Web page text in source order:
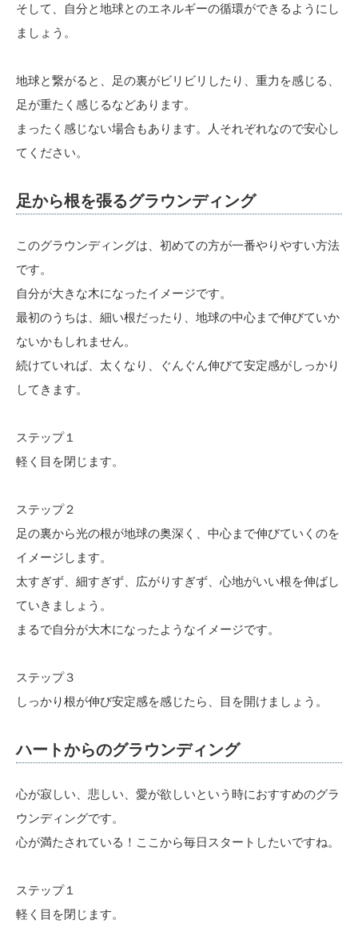
そして、自分と地球とのエネルギーの循環ができるようにし
ましょう。
地球と繋がると、足の裏がビリビリしたり、重力を感じる、
足が重たく感じるなどあります。
まったく感じない場合もあります。人それぞれなので安心し
てください。
足から根を張るグラウンディング
このグラウンディングは、初めての方が一番やりやすい方法
です。
自分が大きな木になったイメージです。
最初のうちは、細い根だったり、地球の中心まで伸びていか
ないかもしれません。
続けていれば、太くなり、ぐんぐん伸びて安定感がしっかり
してきます。
ステップ１
軽く目を閉じます。
ステップ２
足の裏から光の根が地球の奥深く、中心まで伸びていくのを
イメージします。
太すぎず、細すぎず、広がりすぎず、心地がいい根を伸ばし
ていきましょう。
まるで自分が大木になったようなイメージです。
ステップ３
しっかり根が伸び安定感を感じたら、目を開けましょう。
ハートからのグラウンディング
心が寂しい、悲しい、愛が欲しいという時におすすめのグラ
ウンディングです。
心が満たされている！ここから毎日スタートしたいですね。
ステップ１
軽く目を閉じます。